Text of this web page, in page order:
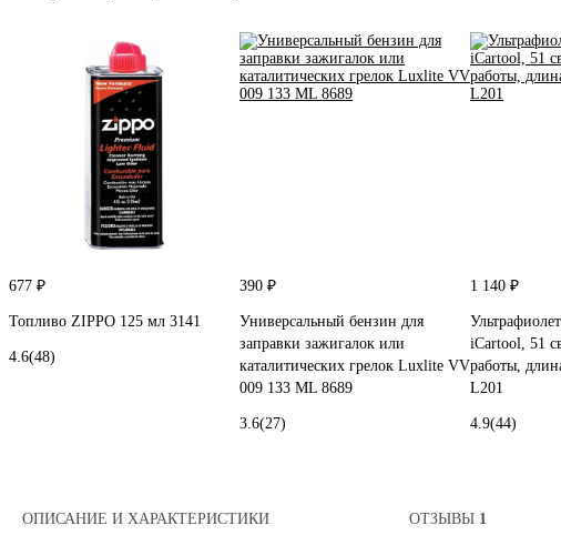
677 ₽
Топливо ZIPPO 125 мл 3141
4.6(48)
390 ₽
Универсальный бензин для
заправки зажигалок или
каталитических грелок Luxlite VV
009 133 ML 8689
3.6(27)
1 140 ₽
iCartool, 51
работы,
L201
4.9(44)
ОПИСАНИЕ И ХАРАКТЕРИСТИКИ ОТЗЫВЫ 1